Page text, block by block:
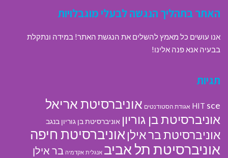
האתר בתהליך הנגשה לבעלי מוגבלויות
אנו עושים כל מאמץ להשלים את הנגשת האתר! במידה ונתקלת
בבעיה אנא פנה אלינו!
תגיות
HIT sce אגודת הסטודנטים אוניברסיטת אריאל
אוניברסיטת בן גוריון אוניברסיטת בן גוריון בנגב
אוניברסיטת בר אילן אוניברסיטת חיפה
אוניברסיטת תל אביב אנגלית אקדמיה בר אילן